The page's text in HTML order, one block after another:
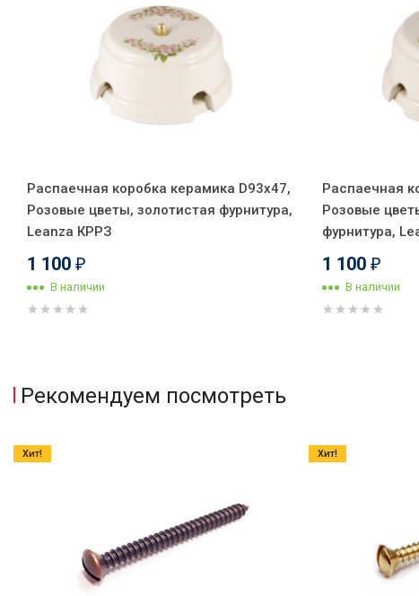
Распаечная коробка керамика D93х47,
Розовые цветы, золотистая фурнитура,
Leanza КРРЗ
1 100 ₽
В наличии
Распаечная
Розовые
фурнитура,
1 100 ₽
В наличии
Рекомендуем посмотреть
Хит! Хит!